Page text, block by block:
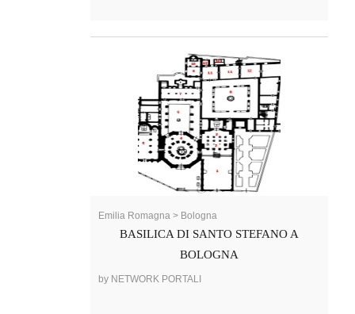
Emilia Romagna > Bologna
BASILICA DI SANTO STEFANO A
BOLOGNA
by NETWORK PORTALI